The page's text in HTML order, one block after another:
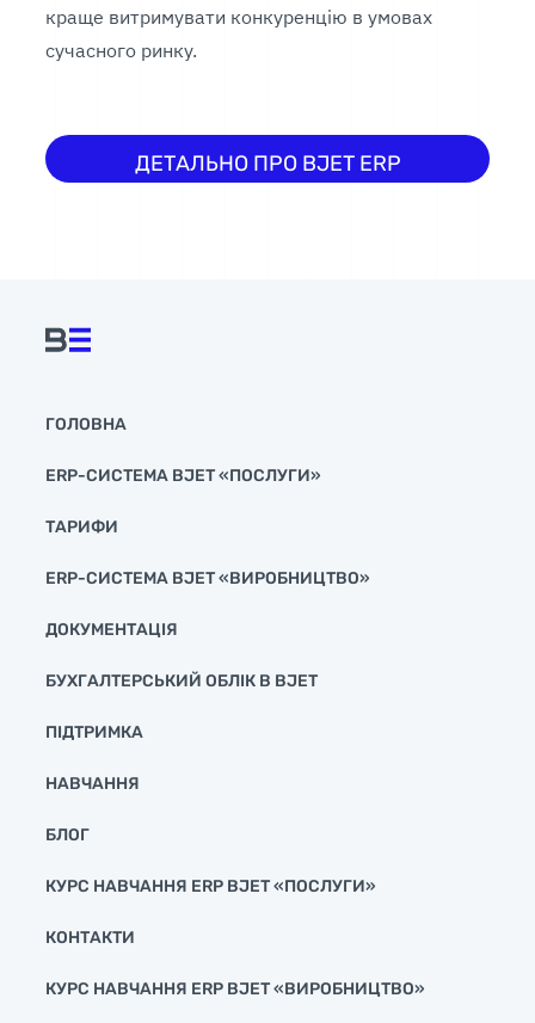
краще витримувати конкуренцію в умовах
сучасного ринку.
ДЕТАЛЬНО ПРО BJET ERP
ГОЛОВНА
ERP-СИСТЕМА BJET «ПОСЛУГИ»
ТАРИФИ
ERP-СИСТЕМА BJET «ВИРОБНИЦТВО»
ДОКУМЕНТАЦІЯ
БУХГАЛТЕРСЬКИЙ ОБЛІК В BJET
ПІДТРИМКА
НАВЧАННЯ
БЛОГ
КУРС НАВЧАННЯ ERP BJET «ПОСЛУГИ»
КОНТАКТИ
КУРС НАВЧАННЯ ERP BJET «ВИРОБНИЦТВО»